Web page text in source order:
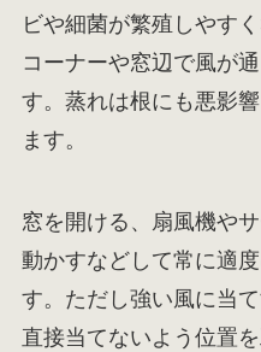
ビや細菌が繁殖しやす
コーナーや窓辺で風が
す。蒸れは根にも悪影
ます。
窓を開ける、扇風機や
動かすなどして常に適
す。ただし強い風に当
直接当てないよう位置